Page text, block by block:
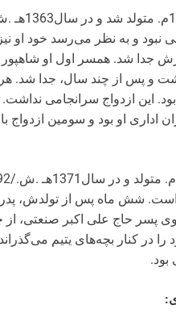
و به نظر می‌رسد خود او
جدا شد. همسر اول او
نداشت و پس از چند سال، جدا شد.
ازدواج سرانجامی نداشت.
اداری او بود و سومین
پسر حاج علی اکبر صنعتی، از
در کنار بچه‌های یتیم